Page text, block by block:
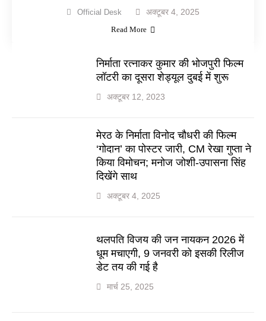
Official Desk अक्टूबर 4, 2025
Read More
निर्माता रत्नाकर कुमार की भोजपुरी फिल्म
लॉटरी का दूसरा शेड्यूल दुबई में शुरू
अक्टूबर 12, 2023
मेरठ के निर्माता विनोद चौधरी की फिल्म
‘गोदान’ का पोस्टर जारी, CM रेखा गुप्ता ने
किया विमोचन; मनोज जोशी-उपासना सिंह
दिखेंगे साथ
अक्टूबर 4, 2025
थलपति विजय की जन नायकन 2026 में
धूम मचाएगी, 9 जनवरी को इसकी रिलीज
डेट तय की गई है
मार्च 25, 2025